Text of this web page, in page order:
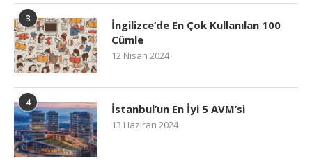
3
İngilizce’de En Çok Kullanılan 100
Cümle
12 Nisan 2024
4 İstanbul’un En İyi 5 AVM’si
13 Haziran 2024